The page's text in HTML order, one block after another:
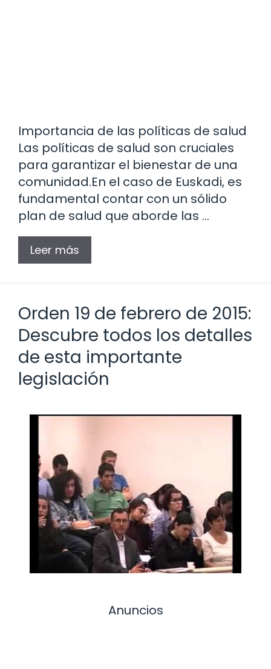
Importancia de las políticas de salud
Las políticas de salud son cruciales
para garantizar el bienestar de una
comunidad.En el caso de Euskadi, es
fundamental contar con un sólido
plan de salud que aborde las …
Leer más
Orden 19 de febrero de 2015:
Descubre todos los detalles
de esta importante
legislación
Anuncios